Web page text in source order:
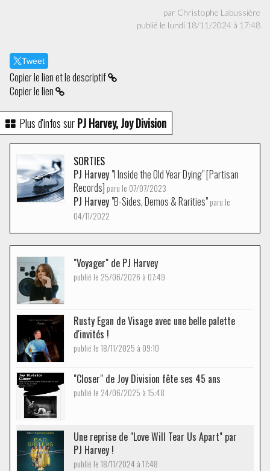
par Christophe Labussière
publié le lundi 18/11/2024 à 17:48
Tweet
Copier le lien et le descriptif
Copier le lien
Plus d'infos surPJ Harvey, Joy Division
SORTIES
PJ Harvey "I Inside the Old Year Dying" [Partisan
Records] paru le 07/07/2023
PJ Harvey "B-Sides, Demos & Rarities"paru le
04/11/2022
"Voyager" de PJ Harvey
publié le 25/06/2026 à 07:49
Rusty Egan de Visage avec une belle palette
d'invités !
publié le 18/11/2025 à 09:10
"Closer" de Joy Division fête ses 45 ans
publié le 24/06/2025 à 15:48
Une reprise de "Love Will Tear Us Apart" par
PJ Harvey !
publié le 18/11/2024 à 17:48